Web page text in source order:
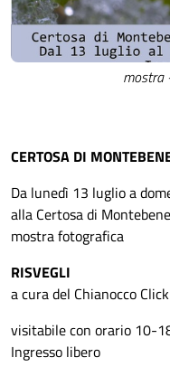
mostra
CERTOSA DI
Da lunedì 13 luglio a
alla Certosa di
mostra fotografica
RISVEGLI
a cura del Chianocco
visitabile con orario 10-
Ingresso libero